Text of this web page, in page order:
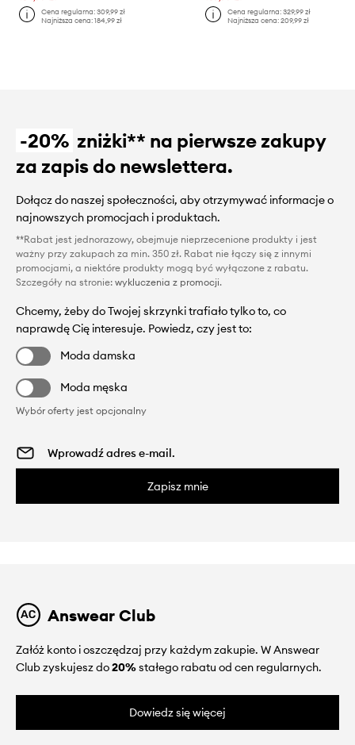
Cena regularna:309,99 zł
Najniższa cena:184,99 zł
Cena regularna: 329,99 zł
Najniższa cena: 209,99 zł
-20% zniżki** na pierwsze zakupy
za zapis do newslettera.
Dołącz do naszej społeczności, aby otrzymywać informacje o
najnowszych promocjach i produktach.
**Rabat jest jednorazowy, obejmuje nieprzecenione produkty i jest
ważny przy zakupach za min. 350 zł. Rabat nie łączy się z innymi
promocjami, a niektóre produkty mogą być wyłączone z rabatu.
Szczegóły na stronie: wykluczenia z promocji.
Chcemy, żeby do Twojej skrzynki trafiało tylko to, co
naprawdę Cię interesuje. Powiedz, czy jest to:
Moda damska
Moda męska
Wybór oferty jest opcjonalny
Zapisz mnie
Answear Club
Załóż konto i oszczędzaj przy każdym zakupie. W Answear
Club zyskujesz do20%stałego rabatu od cen regularnych.
Dowiedz się więcej